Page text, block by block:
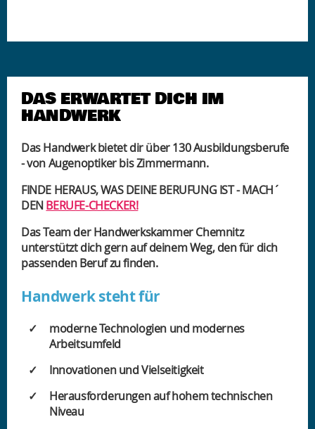
DAS ERWARTET DICH IM
HANDWERK
Das Handwerk bietet dir über 130 Ausbildungsberufe
- von Augenoptiker bis Zimmermann.
FINDE HERAUS, WAS DEINE BERUFUNG IST - MACH´
DENBERUFE-CHECKER!
Das Team der Handwerkskammer Chemnitz
unterstützt dich gern auf deinem Weg, den für dich
passenden Beruf zu finden.
Handwerk steht für
moderne Technologien und modernes
Arbeitsumfeld
Innovationen und Vielseitigkeit
Herausforderungen auf hohem technischen
Niveau